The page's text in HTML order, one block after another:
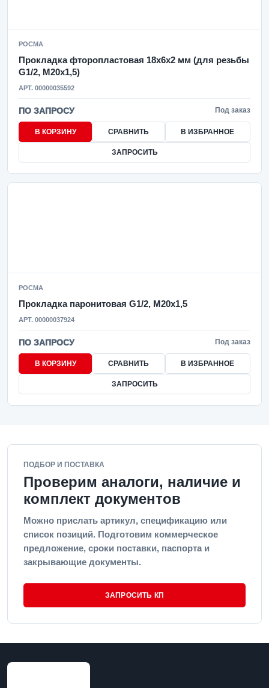
РОСМА
Прокладка фторопластовая 18х6х2 мм (для резьбы
G1/2, М20х1,5)
АРТ. 00000035592
ПО ЗАПРОСУ Под заказ
В КОРЗИНУ СРАВНИТЬ В ИЗБРАННОЕ
ЗАПРОСИТЬ
РОСМА
Прокладка паронитовая G1/2, M20x1,5
АРТ. 00000037924
ПО ЗАПРОСУ Под заказ
В КОРЗИНУ СРАВНИТЬ В ИЗБРАННОЕ
ЗАПРОСИТЬ
ПОДБОР И ПОСТАВКА
Проверим аналоги, наличие и
комплект документов
Можно прислать артикул, спецификацию или
список позиций. Подготовим коммерческое
предложение, сроки поставки, паспорта и
закрывающие документы.
ЗАПРОСИТЬ КП